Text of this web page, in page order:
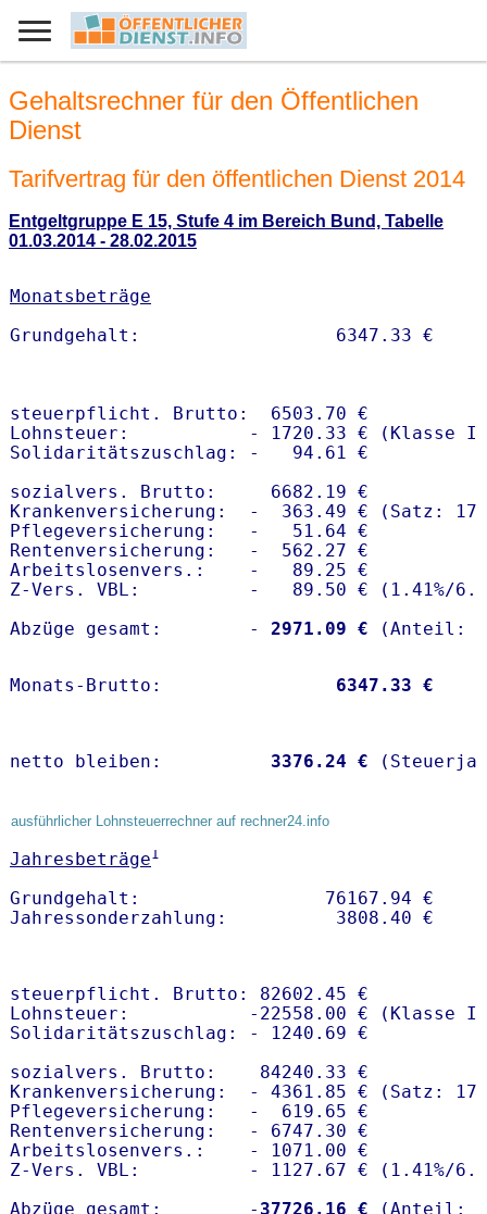
Gehaltsrechner für den Öffentlichen
Dienst
Tarifvertrag für den öffentlichen Dienst 2014
Entgeltgruppe E 15, Stufe 4 im Bereich Bund, Tabelle
01.03.2014 - 28.02.2015
Monatsbeträge
steuerpflicht. Brutto:  6503.70 €
Lohnsteuer:           - 1720.33 € (Klasse I)
Solidaritätszuschlag: -   94.61 €
sozialvers. Brutto:     6682.19 €
Krankenversicherung:  -  363.49 € (Satz:
Pflegeversicherung:   -   51.64 €
Rentenversicherung:   -  562.27 €
Arbeitslosenvers.:    -   89.25 €
Z-Vers. VBL:          -   89.50 € ( 1.41%/
Abzüge gesamt:        -
2971.09 €
Monats-Brutto: 6347.33 €
netto bleiben: 3376.24 €
ausführlicher Lohnsteuerrechner auf rechner24.info
Jahresbeträge1
Grundgehalt:                 76167.94 €
steuerpflicht. Brutto: 82602.45 €
Lohnsteuer:           -22558.00 € (Klasse I)
Solidaritätszuschlag: - 1240.69 €
sozialvers. Brutto:    84240.33 €
Krankenversicherung:  - 4361.85 € (Satz:
Pflegeversicherung:   -  619.65 €
Rentenversicherung:   - 6747.30 €
Arbeitslosenvers.:    - 1071.00 €
Z-Vers. VBL:          - 1127.67 € ( 1.41%/
Abzüge gesamt:        - 37726.16 €